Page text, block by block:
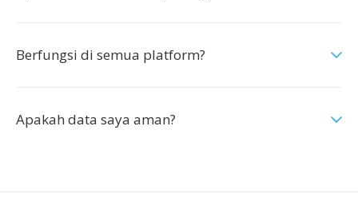
Berfungsi di semua platform?
Apakah data saya aman?